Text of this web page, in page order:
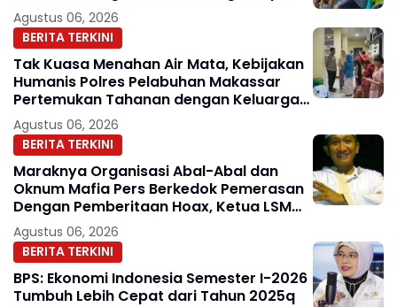
Agustus 06, 2026
BERITA TERKINI
Tak Kuasa Menahan Air Mata, Kebijakan
Humanis Polres Pelabuhan Makassar
Pertemukan Tahanan dengan Keluarga
di Hari Pernikahan
Agustus 06, 2026
BERITA TERKINI
Maraknya Organisasi Abal-Abal dan
Oknum Mafia Pers Berkedok Pemerasan
Dengan Pemberitaan Hoax, Ketua LSM
Forum Rakyat Bersatu Minta Aparat
Bertindak
Agustus 06, 2026
BERITA TERKINI
BPS: Ekonomi Indonesia Semester I-2026
Tumbuh Lebih Cepat dari Tahun 2025q